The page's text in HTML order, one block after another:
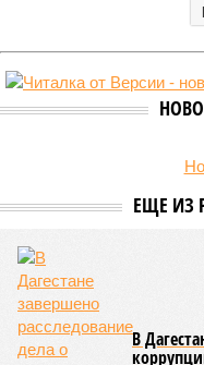
ЕЩЕ ИЗ
В